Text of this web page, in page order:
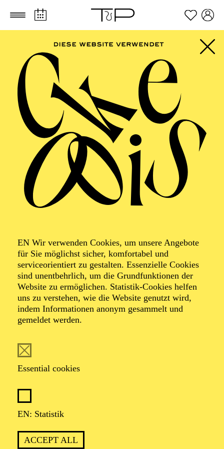
Zum Hauptinhalt springen Zum Footer springen
EN Wir verwenden Cookies, um unsere Angebote
für Sie möglichst sicher, komfortabel und
serviceorientiert zu gestalten. Essenzielle Cookies
sind unentbehrlich, um die Grundfunktionen der
Website zu ermöglichen. Statistik-Cookies helfen
uns zu verstehen, wie die Website genutzt wird,
indem Informationen anonym gesammelt und
gemeldet werden.
Essential cookies
EN: Statistik
ACCEPT ALL
FILTER
APRIL 2027
AALTO BALLETT ESSEN
Thursday
01.04.2027
08:30 - 14:00
Aalto-Foyer
OPERA
Thursday
01.04.2027
19:30 - 22:30
WIENER BLUT
TICKETS
51,00 45,00 35,00